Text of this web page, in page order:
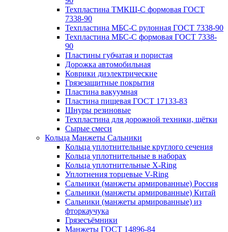
Техпластина ТМКЩ-С формовая ГОСТ
7338-90
Техпластина МБС-С рулонная ГОСТ 7338-90
Техпластина МБС-С формовая ГОСТ 7338-
90
Пластины губчатая и пористая
Дорожка автомобильная
Коврики диэлектрические
Грязезащитные покрытия
Пластина вакуумная
Пластина пищевая ГОСТ 17133-83
Шнуры резиновые
Техпластина для дорожной техники, щётки
Сырые смеси
Кольца Манжеты Сальники
Кольца уплотнительные круглого сечения
Кольца уплотнительные в наборах
Кольца уплотнительные Х-Ring
Уплотнения торцевые V-Ring
Сальники (манжеты армированные) Россия
Сальники (манжеты армированные) Китай
Сальники (манжеты армированные) из
фторкаучука
Грязесъёмники
Манжеты ГОСТ 14896-84